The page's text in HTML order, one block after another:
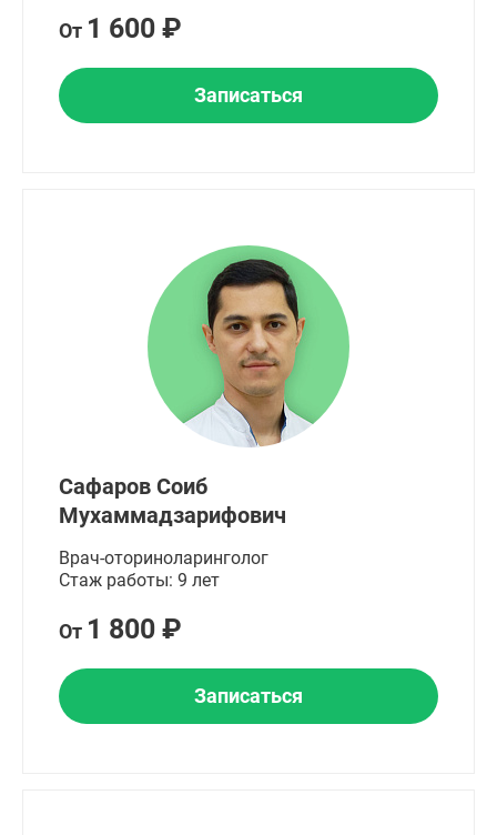
От 1 600 ₽
Записаться
Сафаров Соиб
Мухаммадзарифович
Врач-оториноларинголог
Стаж работы: 9 лет
От 1 800 ₽
Записаться